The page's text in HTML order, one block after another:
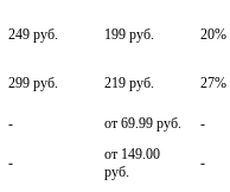
249 руб. 199 руб. 20%
299 руб. 219 руб. 27%
- от 69.99 руб. -
-
от 149.00
руб.
-